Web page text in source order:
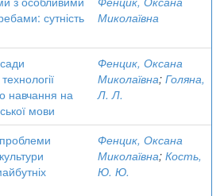
сутність
Миколаївна
навчання на
мови
Фенцик, Оксана
Миколаївна; Голяна,
Л. Л.
Фенцик, Оксана
Миколаївна; Кость,
Ю. Ю.